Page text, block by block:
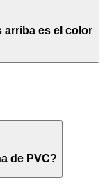
arriba es el color
de PVC?